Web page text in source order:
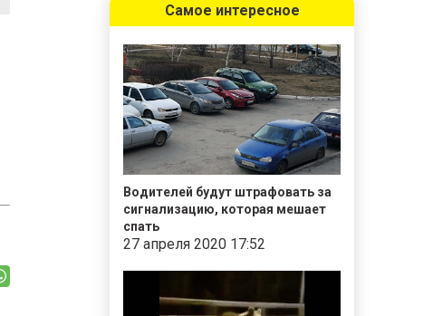
Самое интересное
Водителей будут штрафовать за
сигнализацию, которая мешает
спать
27 апреля 2020 17:52